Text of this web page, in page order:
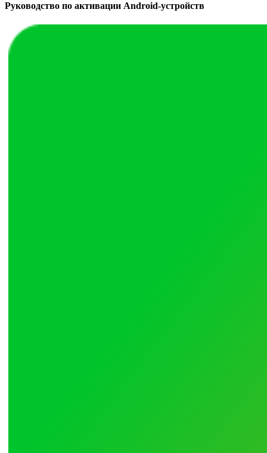
Руководство по активации Android-устройств